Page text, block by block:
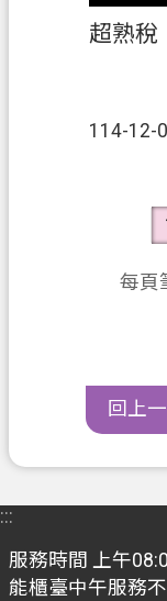
114-12-
每頁
回上
:::
服務時間 上午
能櫃臺中午服務